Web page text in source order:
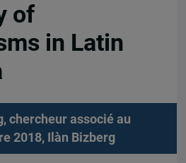
of
in Latin
chercheur associé au
2018,
Ilàn Bizberg